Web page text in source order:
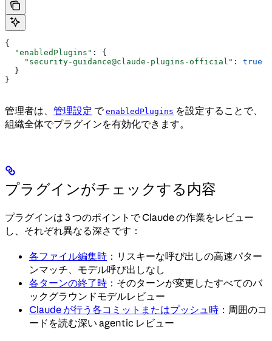
{
  "enabledPlugins"
: {
    "security-guidance@claude-plugins-official"
: true
  }
}
管理者は、 管理設定 でenabledPlugins を設定することで、
組織全体でプラグインを有効化できます。
プラグインがチェックする内容
プラグインは 3 つのポイントで Claude の作業をレビュー
し、それぞれ異なる深さです：
各ファイル編集時 ：リスキーな呼び出しの高速パター
ンマッチ、モデル呼び出しなし
各ターンの終了時 ：そのターンが変更したすべてのバ
ックグラウンドモデルレビュー
Claude が行う各コミットまたはプッシュ時 ：周囲のコ
ードを読む深い agentic レビュー